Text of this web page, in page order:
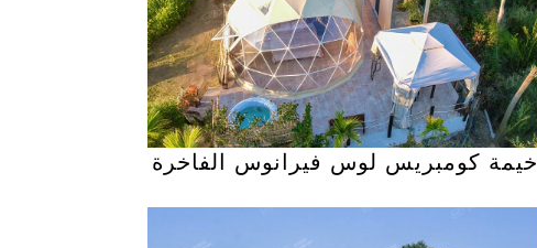
خيمة كومبريس لوس فيرانوس الفاخرة